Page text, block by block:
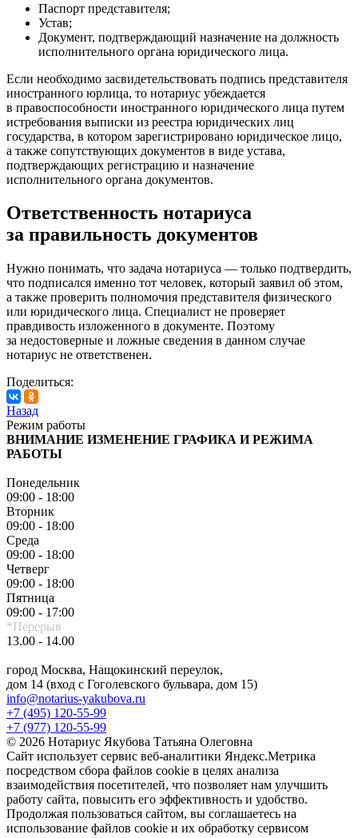
Паспорт представителя;
Устав;
Документ, подтверждающий назначение на должность
исполнительного органа юридического лица.
Если необходимо засвидетельствовать подпись представителя
иностранного юрлица, то нотариус убеждается
в правоспособности иностранного юридического лица путем
истребования выписки из реестра юридических лиц
государства, в котором зарегистрировано юридическое лицо,
а также сопутствующих документов в виде устава,
подтверждающих регистрацию и назначение
исполнительного органа документов.
Ответственность нотариуса
за правильность документов
Нужно понимать, что задача нотариуса — только подтвердить,
что подписался именно тот человек, который заявил об этом,
а также проверить полномочия представителя физического
или юридического лица. Специалист не проверяет
правдивость изложенного в документе. Поэтому
за недостоверные и ложные сведения в данном случае
нотариус не ответственен.
Поделиться:
Назад
Режим работы
ВНИМАНИЕ ИЗМЕНЕНИЕ ГРАФИКА И РЕЖИМА
РАБОТЫ
Понедельник
09:00 - 18:00
Вторник
09:00 - 18:00
Среда
09:00 - 18:00
Четверг
09:00 - 18:00
Пятница
09:00 - 17:00
*Перерыв
13.00 - 14.00
город Москва, Нащокинский переулок,
дом 14 (вход с Гоголевского бульвара, дом 15)
info@notarius-yakubova.ru
+7 (495) 120-55-99
+7 (977) 120-55-99
© 2026 Нотариус Якубова Татьяна Олеговна
Сайт использует сервис веб-аналитики Яндекс.Метрика
посредством сбора файлов cookie в целях анализа
взаимодействия посетителей, что позволяет нам улучшить
работу сайта, повысить его эффективность и удобство.
Продолжая пользоваться сайтом, вы соглашаетесь на
использование файлов cookie и их обработку сервисом